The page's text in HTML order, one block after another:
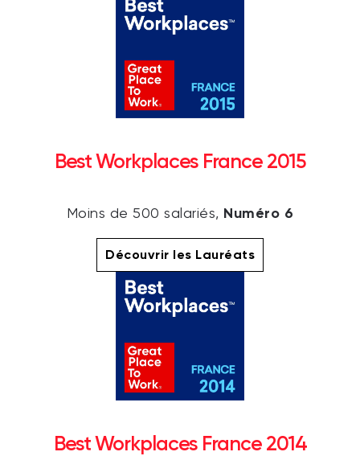
Best Workplaces France 2015
Moins de 500 salariés, Numéro 6
Découvrir les Lauréats
Best Workplaces France 2014